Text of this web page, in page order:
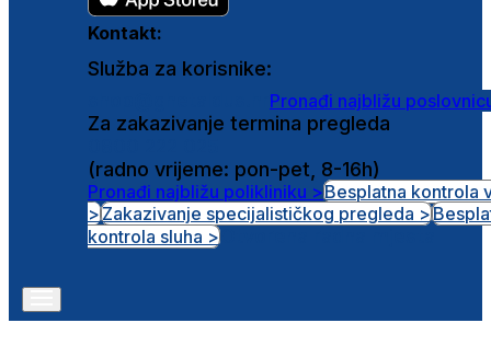
Kontakt:
Služba za korisnike:
Pronađi najbližu
Za zakazivanje termina pregleda
(radno vrijeme: pon-pet, 8-16h)
Pronađi najbližu polikliniku >Besplatna kontrola
>Zakazivanje specijalističkog pregleda >
kontrola sluha >